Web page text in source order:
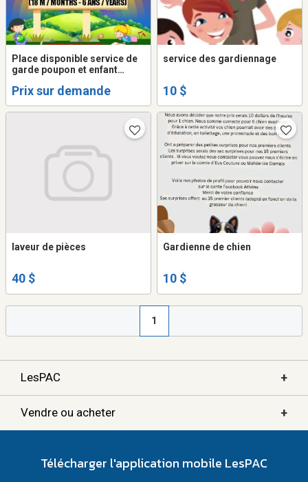
Place disponible service de
garde poupon et enfant
Prix sur demande
service des gardiennage
10 $
laveur de pièces
40 $
Gardienne de chien
10 $
1
LesPAC +
Vendre ou acheter +
Télécharger l'application mobile LesPAC